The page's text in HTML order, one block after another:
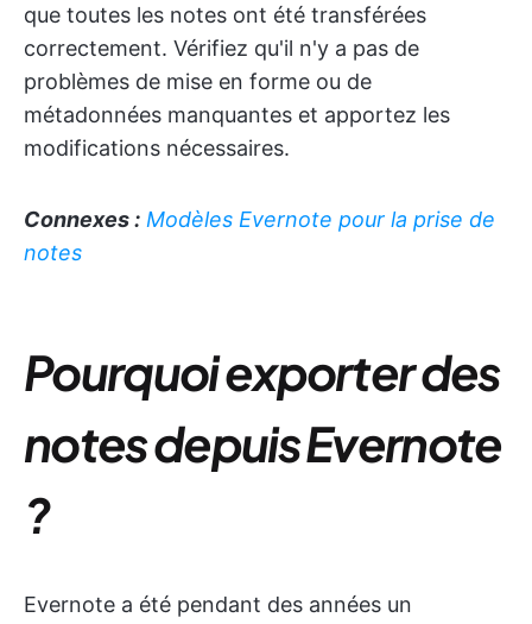
que toutes les notes ont été transférées
correctement. Vérifiez qu'il n'y a pas de
problèmes de mise en forme ou de
métadonnées manquantes et apportez les
modifications nécessaires.
Connexes : Modèles Evernote pour la prise de
notes
Pourquoi exporter des
notes depuis Evernote
?
Evernote a été pendant des années un